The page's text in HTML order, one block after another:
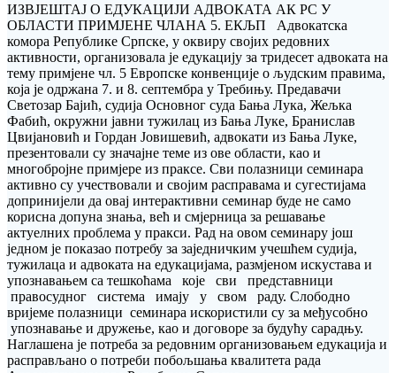
ИЗВЈЕШТАЈ О ЕДУКАЦИЈИ АДВОКАТА АК РС У
ОБЛАСТИ ПРИМЈЕНЕ ЧЛАНА 5. ЕКЉП Адвокатска
комора Републике Српске, у оквиру својих редовних
активности, организовала је едукацију за тридесет адвоката на
тему примјене чл. 5 Европске конвенције о људским правима,
која је одржана 7. и 8. септембра у Требињу. Предавачи
Светозар Бајић, судија Основног суда Бања Лука, Жељка
Фабић, окружни јавни тужилац из Бања Луке, Бранислав
Цвијановић и Гордан Јовишевић, адвокати из Бања Луке,
презентовали су значајне теме из ове области, као и
многобројне примјере из праксе. Сви полазници семинара
активно су учествовали и својим расправама и сугестијама
допринијели да овај интерактивни семинар буде не само
корисна допуна знања, већ и смјерница за решавање
актуелних проблема у пракси. Рад на овом семинару још
једном је показао потребу за заједничким учешћем судија,
тужилаца и адвоката на едукацијама, размјеном искустава и
упознавањем са тешкоћама које сви представници
правосудног система имају у свом раду. Слободно
вријеме полазници семинара искористили су за међусобно
упознавање и дружење, као и договоре за будућу сарадњу.
Наглашена је потреба за редовним организовањем едукација и
расправљано о потреби побољшања квалитета рада